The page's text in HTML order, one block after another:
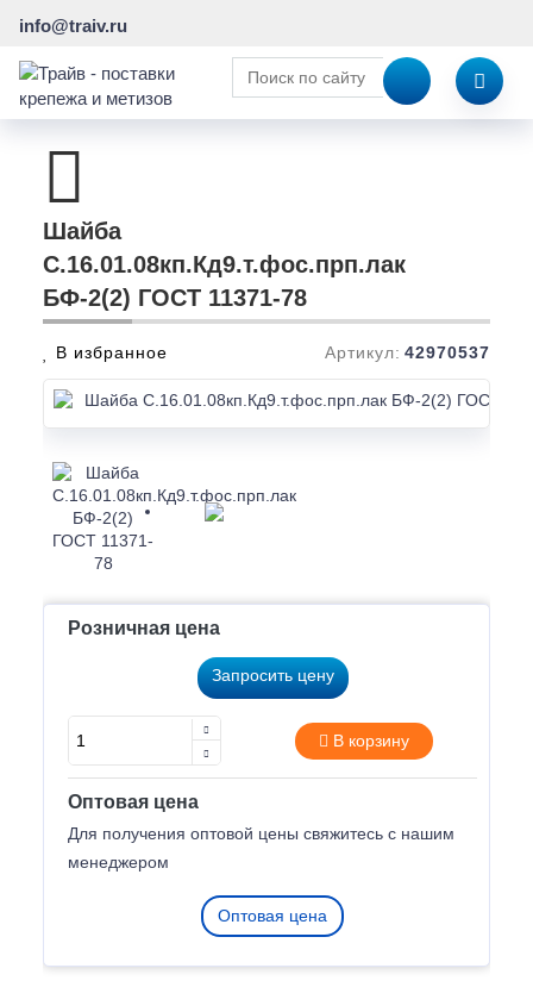
info@traiv.ru
Шайба
С.16.01.08кп.Кд9.т.фос.прп.лак
БФ-2(2) ГОСТ 11371-78
В избранное Артикул: 42970537
Розничная цена
Запросить цену
В корзину
Оптовая цена
Для получения оптовой цены свяжитесь с нашим
менеджером
Оптовая цена